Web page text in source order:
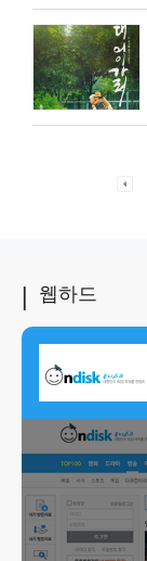
웹하드